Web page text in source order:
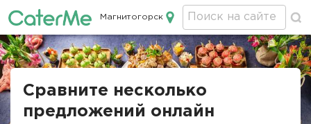
Кейтеринг в Магнитогорске
Магнитогорск
Строка
Сравните несколько
предложений онлайн